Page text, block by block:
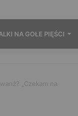
NA GOŁE PIĘŚCI
„Czekam na